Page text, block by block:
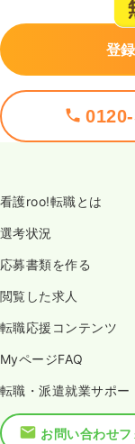
登
看護roo!転職とは
選考状況
応募書類を作る
閲覧した求人
転職応援コンテンツ
MyページFAQ
転職・派遣就業サポ
お問い合わせフ